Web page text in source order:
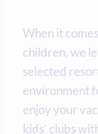
When it
children, we
selected
environment
enjoy your
kids‘ clubs